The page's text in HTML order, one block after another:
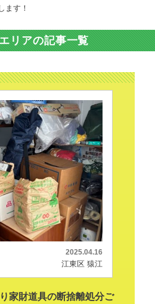
ます！
リアの記事一覧
2025.04.16
江東区 猿江
家財道具の断捨離処分ご